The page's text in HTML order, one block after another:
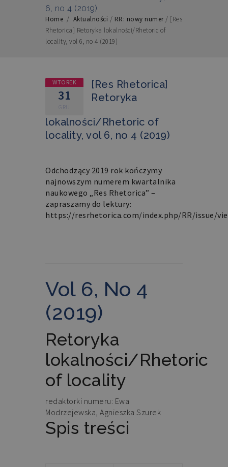
6, no 4 (2019)
Home / Aktualności / RR: nowy numer/ [Res
Rhetorica] Retoryka lokalności/Rhetoric of
locality, vol 6, no 4 (2019)
WTOREK
31
[Res Rhetorica]
Retoryka
lokalności/Rhetoric of
locality, vol 6, no 4 (2019)
Odchodzący 2019 rok kończymy
najnowszym numerem kwartalnika
naukowego „Res Rhetorica” –
zapraszamy do lektury:
https://resrhetorica.com/index.php/RR/issue/
Vol 6, No 4
(2019)
Retoryka
lokalności/Rhetoric
of locality
redaktorki numeru: Ewa
Modrzejewska, Agnieszka Szurek
Spis treści